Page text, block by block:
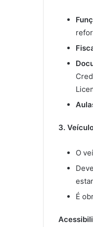
3.
O
É